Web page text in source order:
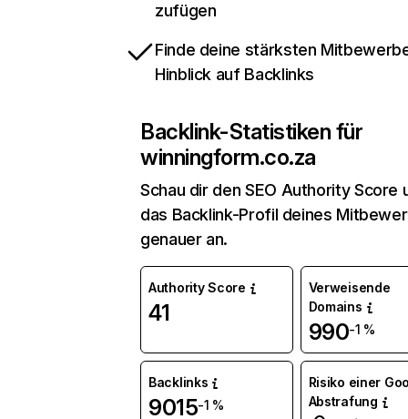
zufügen
Finde deine stärksten
Hinblick auf Backlinks
Backlink-Statistiken für
winningform.co.za
Schau dir den SEO Authority Score
das Backlink-Profil deines
genauer an.
Authority Score
41
Verweisende
Domains
990-1 %
Backlinks
9015-1 %
Risiko einer
Abstrafung